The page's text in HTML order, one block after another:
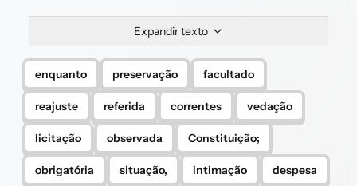
Expandir texto
enquanto preservação facultado
reajuste referida correntes vedação
licitação observada Constituição;
obrigatória situação, intimação despesa